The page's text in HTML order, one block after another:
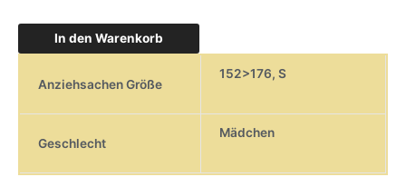
In den Warenkorb
Anziehsachen Größe
152>176, S
Geschlecht
Mädchen